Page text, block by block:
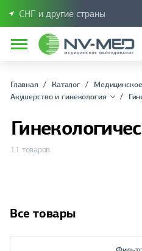
СНГ и другие страны
Главная Каталог
Акушерство и гинекология
11 товаров
Все товары